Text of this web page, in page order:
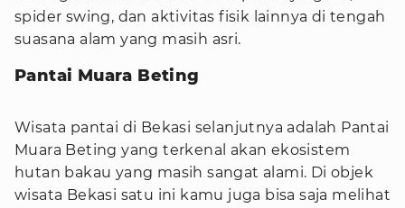
spider swing, dan aktivitas fisik lainnya di tengah
suasana alam yang masih asri.
Pantai Muara Beting
Wisata pantai di Bekasi selanjutnya adalah Pantai
Muara Beting yang terkenal akan ekosistem
hutan bakau yang masih sangat alami. Di objek
wisata Bekasi satu ini kamu juga bisa saja melihat